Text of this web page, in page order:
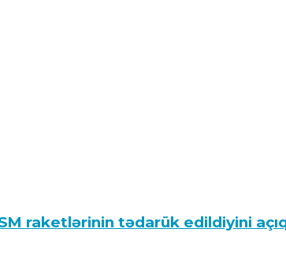
raketlərinin tədarük edildiyini